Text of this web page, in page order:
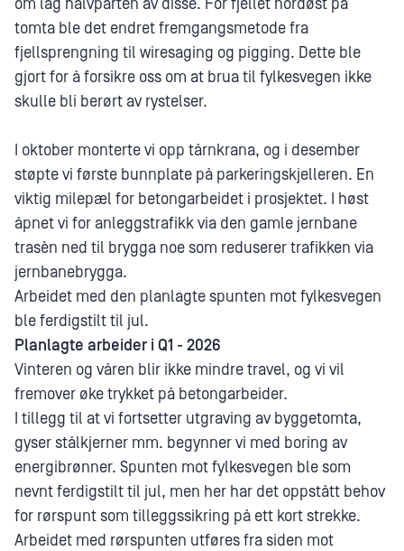
om lag halvparten av disse. For fjellet nordøst på
tomta ble det endret fremgangsmetode fra
fjellsprengning til wiresaging og pigging. Dette ble
gjort for å forsikre oss om at brua til fylkesvegen ikke
skulle bli berørt av rystelser.
I oktober monterte vi opp tårnkrana, og i desember
støpte vi første bunnplate på parkeringskjelleren. En
viktig milepæl for betongarbeidet i prosjektet. I høst
åpnet vi for anleggstrafikk via den gamle jernbane
trasèn ned til brygga noe som reduserer trafikken via
jernbanebrygga.
Arbeidet med den planlagte spunten mot fylkesvegen
ble ferdigstilt til jul.
Planlagte arbeider i Q1 - 2026
Vinteren og våren blir ikke mindre travel, og vi vil
fremover øke trykket på betongarbeider.
I tillegg til at vi fortsetter utgraving av byggetomta,
gyser stålkjerner mm. begynner vi med boring av
energibrønner. Spunten mot fylkesvegen ble som
nevnt ferdigstilt til jul, men her har det oppstått behov
for rørspunt som tilleggssikring på ett kort strekke.
Arbeidet med rørspunten utføres fra siden mot